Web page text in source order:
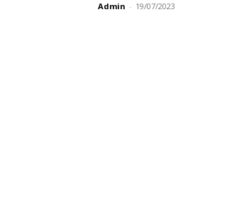
Admin - 19/07/2023